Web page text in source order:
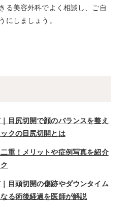
る美容外科でよく相談し、ご自
にしましょう。
目尻切開で顔のバランスを整え
クの目尻切開とは
重！メリットや症例写真を紹介
目頭切開の傷跡やダウンタイム
る術後経過を医師が解説